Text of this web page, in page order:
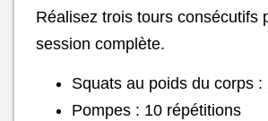
Réalisez trois tours consécutifs
session complète.
Squats au poids du corps
Pompes : 10 répétitions